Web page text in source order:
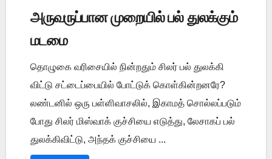
அருவருப்பான முறையில் பல் துலக்கும்
மடமை
தொழுகை வரிசையில் நின்றதும் சிலர் பல் துலக்கி
விட்டு சட்டைப்பையில் போட்டுக் கொள்கின்றனரே?
லண்டனில் ஒரு பள்ளிவாசலில், இகாமத் சொல்லப்படும்
போது சிலர் மிஸ்வாக் குச்சியை எடுத்து, லேசாகப் பல்
துலக்கிவிட்டு, அந்தக் குச்சியை ...